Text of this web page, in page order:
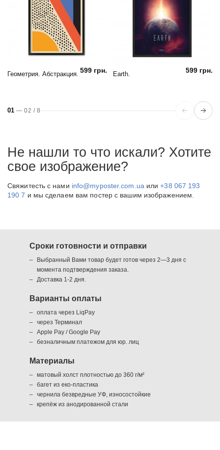
Геометрия. Абстракция. 599 грн. Earth. 599 грн.
01 —02 / 8
Не нашли то что искали? Хотите
свое изображение?
Свяжитесть с нами info@myposter.com.ua или+38 067 193
190 7 и мы сделаем вам постер с вашим изображением.
Сроки готовности и отправки
Выбранный Вами товар будет готов через 2—3 дня с
момента подтверждения заказа.
Доставка 1-2 дня.
Варианты оплаты
оплата через LiqPay
через Терминал
Apple Pay / Google Pay
безналичным платежом для юр. лиц
Материалы
матовый холст плотностью до 360 г/м²
багет из еко-пластика
чернила безвредные УФ, износостойкие
крепёж из анодированной стали